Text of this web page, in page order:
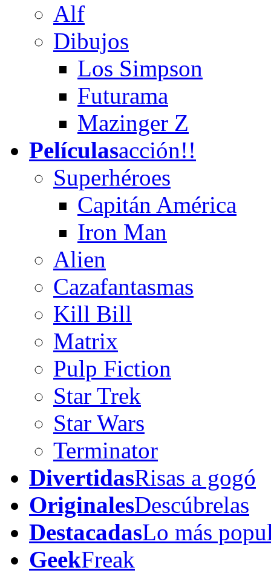
Alf
Dibujos
Los Simpson
Futurama
Mazinger Z
Películasacción!!
Superhéroes
Capitán América
Iron Man
Alien
Cazafantasmas
Kill Bill
Matrix
Pulp Fiction
Star Trek
Star Wars
Terminator
DivertidasRisas a gogó
OriginalesDescúbrelas
DestacadasLo más
GeekFreak